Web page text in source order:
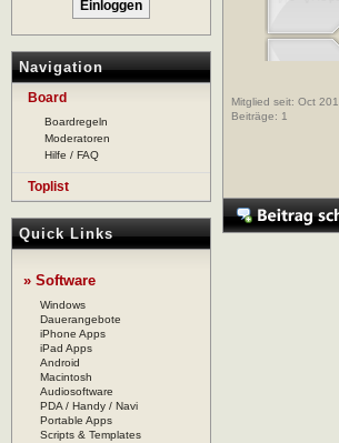
Navigation
Board
Boardregeln
Moderatoren
Hilfe / FAQ
Toplist
Quick Links
» Software
Windows
Dauerangebote
iPhone Apps
iPad Apps
Android
Macintosh
Audiosoftware
PDA / Handy / Navi
Portable Apps
Scripts & Templates
Mitglied seit: Oct
Beiträge: 1